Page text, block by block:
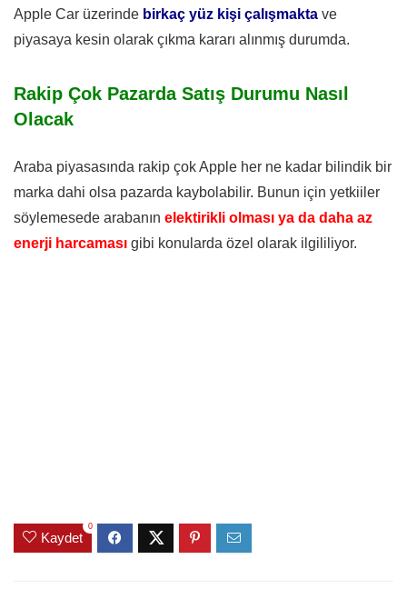
Apple Car üzerinde birkaç yüz kişi çalışmakta ve
piyasaya kesin olarak çıkma kararı alınmış durumda.
Rakip Çok Pazarda Satış Durumu Nasıl
Olacak
Araba piyasasında rakip çok Apple her ne kadar bilindik bir
marka dahi olsa pazarda kaybolabilir. Bunun için yetkiiler
söylemesede arabanın elektirikli olması ya da daha az
enerji harcaması gibi konularda özel olarak ilgililiyor.
Kaydet
0